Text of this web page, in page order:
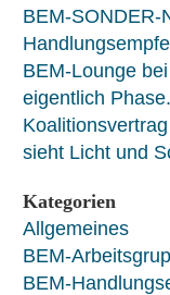
BEM-SONDER-
BEM-Lounge
eigentlich
sieht Licht und
Kategorien
Allgemeines
BEM-
BEM-